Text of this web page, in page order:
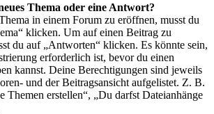
Thema oder eine Antwort?
in einem Forum zu eröffnen, musst du
klicken. Um auf einen Beitrag zu
du auf „Antworten“ klicken. Es könnte sein,
erforderlich ist, bevor du einen
kannst. Deine Berechtigungen sind jeweils
und der Beitragsansicht aufgelistet. Z. B.
Themen erstellen“, „Du darfst Dateianhänge